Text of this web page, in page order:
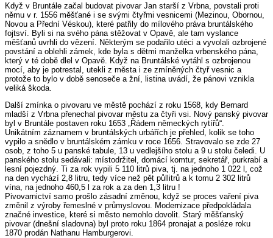
Když v Bruntále začal budovat pivovar Jan starší z Vrbna, povstali proti
němu v r. 1556 měšťané i se svými čtyřmi vesnicemi (Mezinou, Obornou,
Novou a Přední Véskou), které patřily do mílového práva bruntálského
fojtsví. Byli si na svého pána stěžovat v Opavě, ale tam vyslance
měšťanů uvrhli do vězení. Některým se podařilo utéci a vyvolali ozbrojené
povstání a oblehli zámek, kde byla s dětmi manželka vrbenského pána,
který v té době dlel v Opavě. Když na Bruntálské vytáhl s ozbrojenou
mocí, aby je potrestal, utekli z města i ze zmíněných čtyř vesnic a
protože to bylo v době senoseče a žní, listina uvádí, že pánovi vznikla
veliká škoda.
Další zmínka o pivovaru ve městě pochází z roku 1568, kdy Bernard
mladší z Vrbna přenechal pivovar městu za čtyři vsi. Nový panský pivovar
byl v Bruntále postaven roku 1653 „Řádem německých rytířů“.
Unikátním záznamem v bruntálských urbářích je přehled, kolik se toho
vypilo a snědlo v bruntálském zámku v roce 1656. Stravovalo se zde 27
osob, z toho 5 u panské tabule, 13 u vedlejšího stolu a 9 u stolu čeledi. U
panského stolu sedávali: místodržitel, domácí komtur, sekretář, purkrabí a
lesní pojezdný. Ti za rok vypili 5 110 litrů piva, tj. na jednoho 1 022 l, což
na den vychází 2,8 litru, tedy více než pět půllitrů a k tomu 2 302 litrů
vína, na jednoho 460,5 l za rok a za den 1,3 litru !
Pivovarnictví samo prošlo zásadní změnou, když se proces vaření piva
změnil z výroby řemeslné v průmyslovou. Modernizace předpokládala
značné investice, které si město nemohlo dovolit. Starý měšťanský
pivovar (dnešní sladovna) byl proto roku 1864 pronajat a posléze roku
1870 prodán Nathanu Hamburgerovi.